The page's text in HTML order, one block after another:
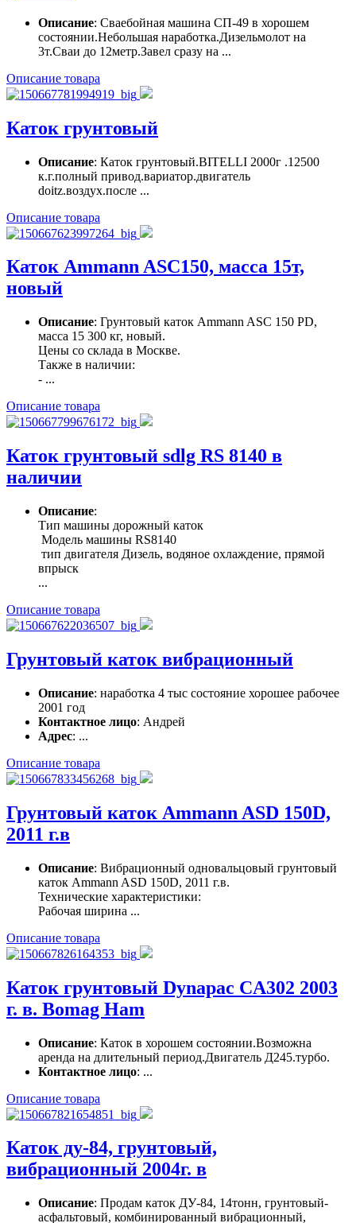
Описание: Сваебойная машина СП-49 в хорошем
состоянии.Небольшая наработка.Дизельмолот на
3т.Сваи до 12метр.Завел сразу на ...
Описание товара
Каток грунтовый
Описание: Каток грунтовый.BITELLI 2000г .12500
к.г.полный привод.вариатор.двигатель
doitz.воздух.после ...
Описание товара
Каток Ammann ASC150, масса 15т,
новый
Описание: Грунтовый каток Ammann ASC 150 PD,
масса 15 300 кг, новый.
Цены со склада в Москве.
Также в наличии:
- ...
Описание товара
Каток грунтовый sdlg RS 8140 в
наличии
Описание:
Тип машины дорожный каток
Модель машины RS8140
тип двигателя Дизель, водяное охлаждение, прямой
впрыск
...
Описание товара
Грунтовый каток вибрационный
Описание: наработка 4 тыс состояние хорошее рабочее
2001 год
Контактное лицо: Андрей
Адрес: ...
Описание товара
Грунтовый каток Ammann ASD 150D,
2011 г.в
Описание: Вибрационный одновальцовый грунтовый
каток Ammann ASD 150D, 2011 г.в.
Технические характеристики:
Рабочая ширина ...
Описание товара
Каток грунтовый Dynapac CA302 2003
г. в. Bomag Ham
Описание: Каток в хорошем состоянии.Возможна
аренда на длительный период.Двигатель Д245.турбо.
Контактное лицо: ...
Описание товара
Каток ду-84, грунтовый,
вибрационный 2004г. в
Описание: Продам каток ДУ-84, 14тонн, грунтовый-
асфальтовый, комбинированный вибрационный,